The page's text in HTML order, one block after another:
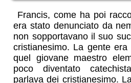
Francis, come ha poi
era stato denunciato da
non sopportavano il suo
cristianesimo. La gente
quel giovane maestro
poco diventato
parlava dei cristianesimo.